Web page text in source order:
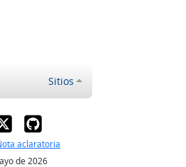
Sitios
aclaratoria
de 2026